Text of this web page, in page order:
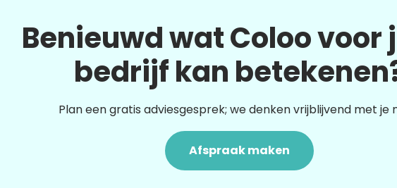
Benieuwd wat Coloo voor
bedrijf kan
Plan een gratis adviesgesprek; we denken vrijblijvend met je
Afspraak maken